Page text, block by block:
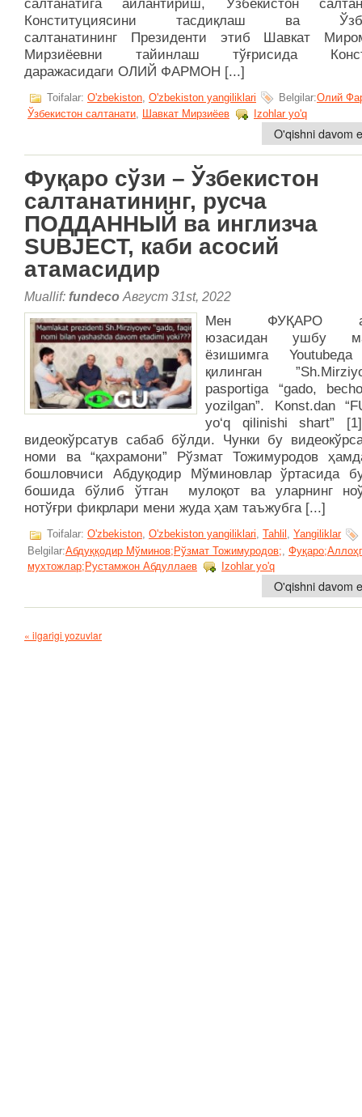
салтанатига айлантириш, Ўзбекистон
Конституциясини тасдиқлаш ва
салтанатининг Президенти этиб Шавкат
Мирзиёевни тайинлаш тўғрисида
даражасидаги ОЛИЙ ФАРМОН [...]
Toifalar: O'zbekiston O'zbekiston yangiliklari Belgilar:Олий
Ўзбекистон салтанати, Шавкат Мирзиёев Izohlar yo'q
O'qishni davom
Фуқаро сўзи – Ўзбекистон
салтанатининг, русча
ПОДДАННЫЙ ва инглизча
SUBJECT, каби асосий
атамасидир
Muallif: fundeco Август 31st, 2022
Мен ФУҚАРО
юзасидан ушбу
ёзишимга
қилинган
pasportiga “gado,
yozilgan”. Konst.dan
yo‘q qilinishi shart”
видеокўрсатув сабаб бўлди. Чунки бу
номи ва “қахрамони” Рўзмат Тожимуродов
бошловчиси Абдуқодир Мўминовлар ўртасида
бошида бўлиб ўтган мулоқот ва уларнинг
нотўғри фикрлари мени жуда ҳам таъжубга [...]
Toifalar: O'zbekiston, O'zbekiston yangiliklari, Tahlil , Yangiliklar
Belgilar:Абдуққодир Мўминов;Рўзмат Тожимуродов;
мухтожлар;Рустамжон Абдуллаев
Izohlar yo'q
O'qishni davom
« ilgarigi yozuvlar